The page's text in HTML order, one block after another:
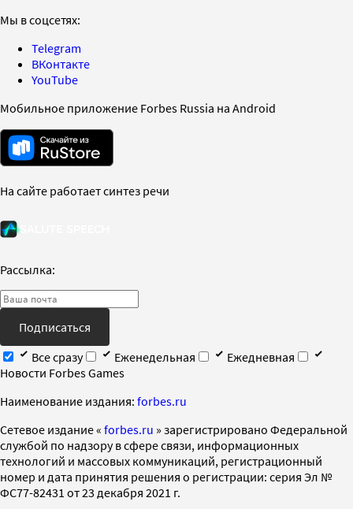
Мы в соцсетях:
Telegram
ВКонтакте
YouTube
Мобильное приложение Forbes Russia на Android
На сайте работает синтез речи
Рассылка:
Подписаться
Все сразу
Еженедельная
Ежедневная
Новости Forbes Games
Наименование издания: forbes.ru
Cетевое издание « forbes.ru » зарегистрировано Федеральной
службой по надзору в сфере связи, информационных
технологий и массовых коммуникаций, регистрационный
номер и дата принятия решения о регистрации: серия Эл №
ФС77-82431 от 23 декабря 2021 г.